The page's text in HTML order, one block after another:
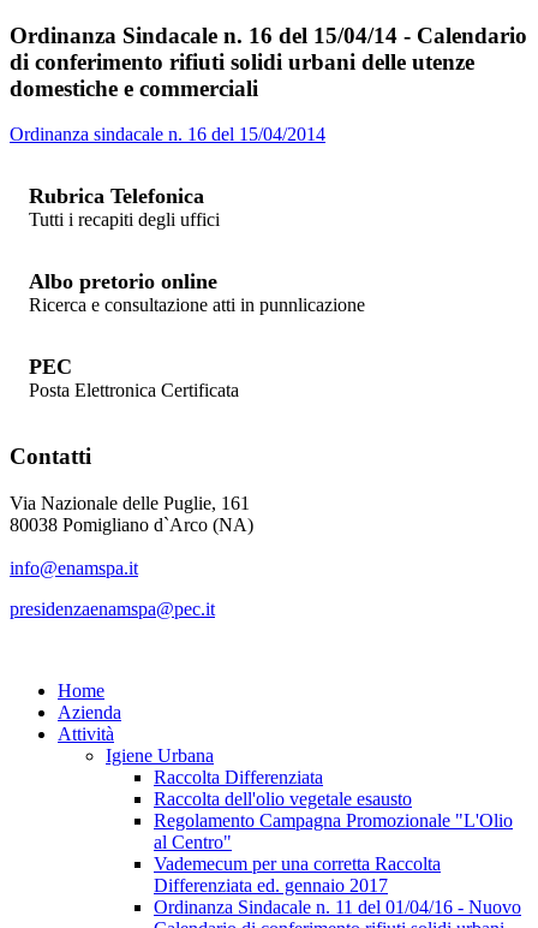
Ordinanza Sindacale n. 16 del 15/04/14 - Calendario
di conferimento rifiuti solidi urbani delle utenze
domestiche e commerciali
Ordinanza sindacale n. 16 del 15/04/2014
Rubrica Telefonica
Tutti i recapiti degli uffici
Albo pretorio online
Ricerca e consultazione atti in punnlicazione
PEC
Posta Elettronica Certificata
Contatti
Via Nazionale delle Puglie, 161
80038 Pomigliano d`Arco (NA)
info@enamspa.it
presidenzaenamspa@pec.it
Home
Azienda
Attività
Igiene Urbana
Raccolta Differenziata
Raccolta dell'olio vegetale esausto
Regolamento Campagna Promozionale "L'Olio
al Centro"
Vademecum per una corretta Raccolta
Differenziata ed. gennaio 2017
Ordinanza Sindacale n. 11 del 01/04/16 - Nuovo